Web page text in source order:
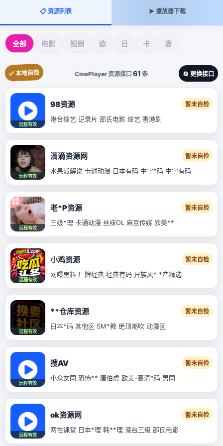
📋 资源列表 ▶️ 播放器下载
全部 电影 短剧 欧 日 卡 妻
✅ 本地自检 CmsPlayer 资源接口 61 条 🔄 更换接口
远程有效
98资源 暂未自检
港台综艺 记录片 邵氏电影 综艺 香港剧
远程有效
滴滴资源网 暂未自检
水果派解说 卡通动漫 日本有码 中字*码 中字有码
远程有效
老*P资源 暂未自检
三级*理 卡通动漫 丝袜OL 麻豆传媒 欧美**
远程有效
小鸡资源 暂未自检
网曝黑料 厂牌经典 经典有码 异族风* *产精选
远程有效
**仓库资源 暂未自检
日本*码 其他区 SM*教 绝顶潮吹 动漫区
远程有效
搜AV 暂未自检
小众女同 恐怖** 唐伯虎 欧美-高清*码 男同
远程有效
ok资源网 暂未自检
两性课堂 日本*理 韩**理 港台三级 邵氏电影